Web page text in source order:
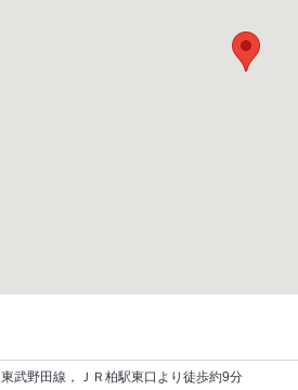
東武野田線，ＪＲ柏駅東口より徒歩約9分